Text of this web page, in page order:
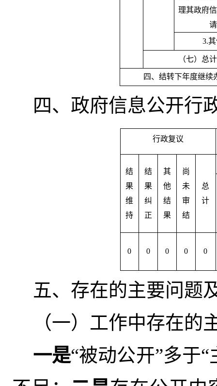
理其政府
请
3.
（七）总计
四、结转下年度继续
四、政府信息公开行
行政复议
结
果
维
持
结
果
纠
正
其
他
结
果
尚
未
审
结
总
计
0 0 0 0 0
五、存在的主要问题
（一）工作中存在的
一是“被动公开”多于“